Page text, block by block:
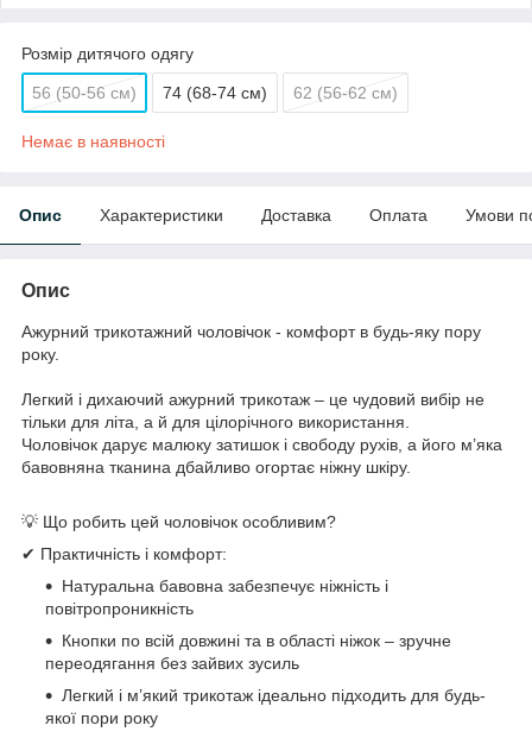
Розмір дитячого одягу
56 (50-56 см) 74 (68-74 см) 62 (56-62 см)
Немає в наявності
Опис Характеристики Доставка Оплата Умови
Опис
Ажурний трикотажний чоловічок - комфорт в будь-яку пору
року.
Легкий і дихаючий ажурний трикотаж – це чудовий вибір не
тільки для літа, а й для цілорічного використання.
Чоловічок дарує малюку затишок і свободу рухів, а його м’яка
бавовняна тканина дбайливо огортає ніжну шкіру.
💡 Що робить цей чоловічок особливим?
✔ Практичність і комфорт:
Натуральна бавовна забезпечує ніжність і
повітропроникність
Кнопки по всій довжині та в області ніжок – зручне
переодягання без зайвих зусиль
Легкий і м’який трикотаж ідеально підходить для будь-
якої пори року